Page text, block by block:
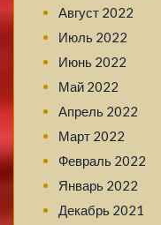
Август 2022
Июль 2022
Июнь 2022
Май 2022
Апрель 2022
Март 2022
Февраль 2022
Январь 2022
Декабрь 2021